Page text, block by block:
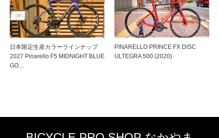
日本限定生産カラーラインナップ
2027 Pinarello F5 MIDNIGHT BLUE
GO…
PINARELLO PRINCE FX DISC
ULTEGRA 500 (2020)